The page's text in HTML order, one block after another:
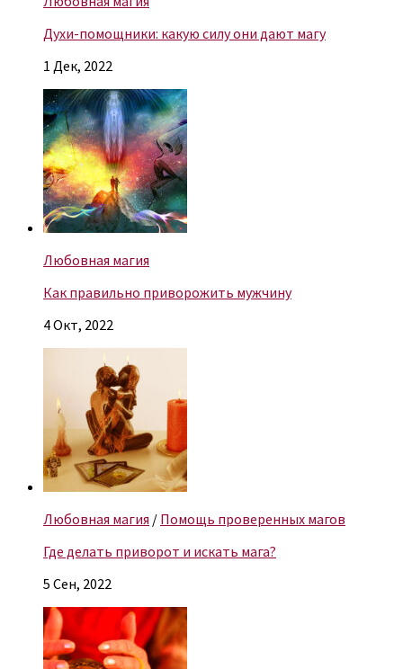
Духи-помощники: какую силу они дают магу
1 Дек, 2022
Любовная магия
Как правильно приворожить мужчину
4 Окт, 2022
Любовная магия / Помощь проверенных магов
Где делать приворот и искать мага?
5 Сен, 2022